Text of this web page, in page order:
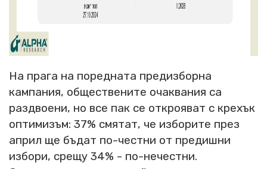
На прага на поредната предизборна
кампания, обществените очаквания са
раздвоени, но все пак се открояват с крехък
оптимизъм: 37% смятат, че изборите през
април ще бъдат по-честни от предишни
избори, срещу 34% - по-нечестни.